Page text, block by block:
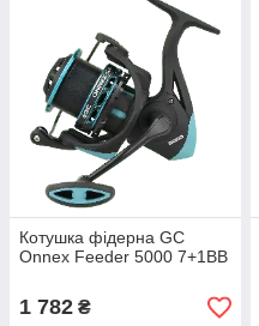
Котушка фідерна GC
Onnex Feeder 5000 7+1BB
1 782 ₴